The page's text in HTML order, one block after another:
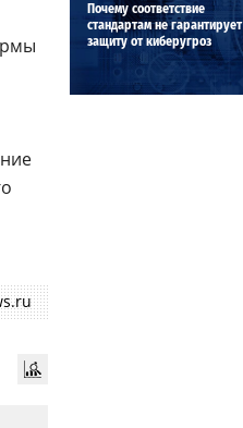
Почему соответствие
стандартам не гарантирует
защиту от киберугроз